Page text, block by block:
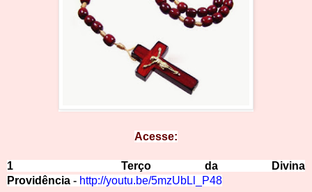
Acesse:
1 Terço da Divina
Providência - http://youtu.be/5mzUbLl_P48